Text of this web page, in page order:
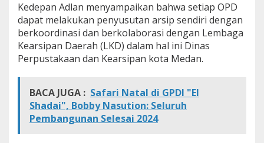
Kedepan Adlan menyampaikan bahwa setiap OPD
dapat melakukan penyusutan arsip sendiri dengan
berkoordinasi dan berkolaborasi dengan Lembaga
Kearsipan Daerah (LKD) dalam hal ini Dinas
Perpustakaan dan Kearsipan kota Medan.
BACA JUGA : Safari Natal di GPDI "El
Shadai", Bobby Nasution: Seluruh
Pembangunan Selesai 2024